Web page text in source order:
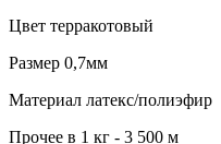
Цвет терракотовый
Размер 0,7мм
Материал латекс/полиэфир
Прочее в 1 кг - 3 500 м